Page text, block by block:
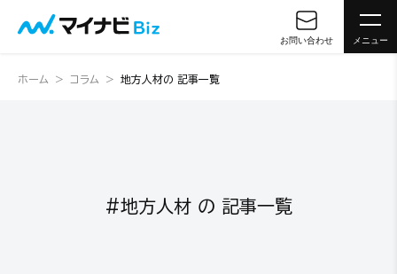
お問い合わせ メニュー
ホーム コラム 地方人材の 記事一覧
#地方人材 の 記事一覧